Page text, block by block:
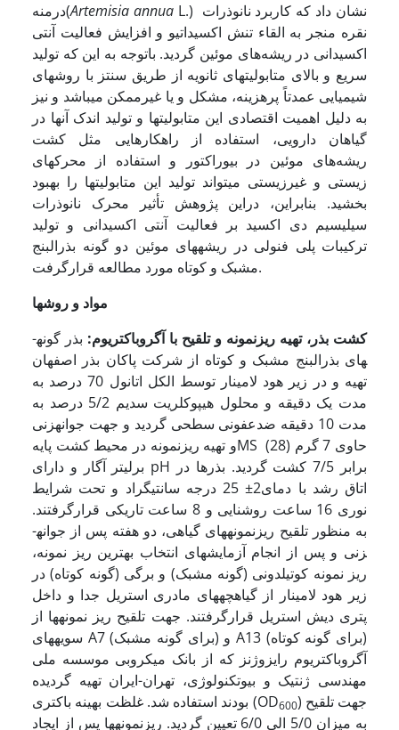
درمنه(Artemisia annua L.) نشان داد که کاربرد نانوذرات
نقره منجر به القاء تنش اکسیداتیو و افزایش فعالیت آنتی
اکسیدانی در ریشه‌های موئین گردید. باتوجه به این که تولید
سریع و بالای متابولیت­های ثانویه از طریق سنتز با روش­های
شیمیایی عمدتاً پرهزینه، مشکل و یا غیرممکن می­باشد و نیز
به دلیل اهمیت اقتصادی این متابولیت­ها و تولید اندک آن­ها در
گیاهان دارویی، استفاده از راهکارهایی مثل کشت
ریشه‌های موئین در بیوراکتور و استفاده از محرک­های
زیستی و غیرزیستی می­تواند تولید این متابولیت­ها را بهبود
بخشید. بنابراین، دراین پژوهش تأثیر محرک نانوذرات
سیلیسیم دی اکسید بر فعالیت آنتی اکسیدانی و تولید
ترکیبات پلی فنولی در ریشه­های موئین دو گونه بذرالبنج
مشبک و کوتاه مورد مطالعه قرارگرفت.
مواد و روشها
کشت بذر، تهیه ریزنمونه و تلقیح با آگروباکتریوم: بذر گونه­
های بذرالبنج مشبک و کوتاه از شرکت پاکان بذر اصفهان
تهیه و در زیر هود لامینار توسط الکل اتانول 70 درصد به
مدت یک دقیقه و محلول هیپوکلریت سدیم 5/2 درصد به
مدت 10 دقیقه ضدعفونی سطحی گردید و جهت جوانه­زنی
و تهیه ریزنمونه در محیط کشت پایهMS (28) حاوی 7 گرم
برلیتر آگار و دارای pH برابر 7/5 کشت گردید. بذرها در
اتاق رشد با دمای2± 25 درجه سانتی­گراد و تحت شرایط
نوری 16 ساعت روشنایی و 8 ساعت تاریکی قرار­گرفتند.
به منظور تلقیح ریزنمونه­های گیاهی، دو هفته پس از جوانه­
زنی و پس از انجام آزمایش­های انتخاب بهترین ریز نمونه،
ریز نمونه کوتیلدونی (گونه مشبک) و برگی (گونه کوتاه) در
زیر هود لامینار از گیاهچه­های مادری استریل جدا و داخل
پتری دیش استریل قرارگرفتند. جهت تلقیح ریز نمونه­ها از
سویه­های A7 (برای گونه مشبک) و A13 (برای گونه کوتاه)
آگروباکتریوم رایزوژنز که از بانک میکروبی موسسه ملی
مهندسی ژنتیک و بیوتکنولوژی، تهران-ایران تهیه گردیده
بودند استفاده شد. غلظت بهینه باکتری (OD600) جهت تلقیح
به میزان 5/0 الی 6/0 تعیین گردید. ریزنمونه­ها پس از ایجاد